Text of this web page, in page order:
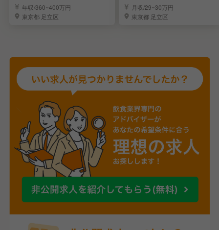
営スタッフ
年収/360~400万円
東京都 足立区
も可能【店長候補】
月収/29~30万円
東京都 足立区